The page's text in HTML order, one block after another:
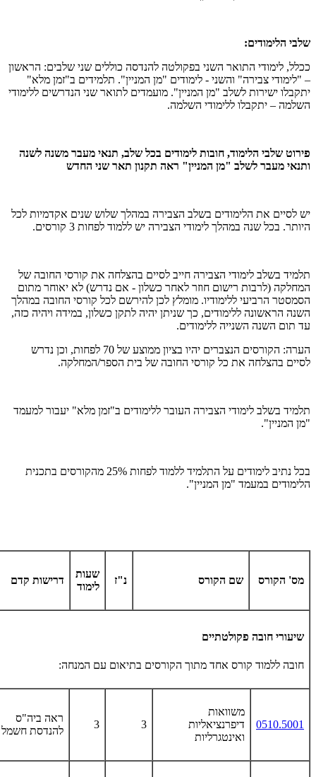
שלבי הלימודים:
ככלל, לימודי התואר השני בפקולטה להנדסה כוללים שני שלבים: הראשון
– "לימודי צבירה" והשני - לימודים "מן המניין". תלמידים ב"זמן מלא"
יתקבלו ישירות לשלב "מן המניין". מועמדים לתואר שני הנדרשים ללימודי
השלמה – יתקבלו ללימודי השלמה.
פירוט שלבי הלימוד, חובות לימודים בכל שלב, תנאי מעבר משנה לשנה
ותנאי מעבר לשלב "מן המניין" ראה תקנון תאר שני החדש
יש לסיים את הלימודים בשלב הצבירה במהלך שלוש שנים אקדמיות לכל
היותר. בכל שנה במהלך לימודי הצבירה יש ללמוד לפחות 3 קורסים.
תלמיד בשלב לימודי הצבירה חייב לסיים בהצלחה את קורסי החובה של
המחלקה (לרבות רישום חוזר לאחר כשלון - אם נדרש) לא יאוחר מתום
הסמסטר הרביעי ללימודיו. מומלץ לכן להירשם לכל קורסי החובה במהלך
השנה הראשונה ללימודים, כך שניתן יהיה לתקן כשלון, במידה ויהיה כזה,
עד תום השנה השנייה ללימודים.
הערה: הקורסים הנצברים יהיו בציון ממוצע של 70 לפחות, וכן נדרש
לסיים בהצלחה את כל קורסי החובה של בית הספר/המחלקה.
תלמיד בשלב לימודי הצבירה העובר ללימודים ב"זמן מלא" יעבור למעמד
"מן המניין".
בכל נתיב לימודים על התלמיד ללמוד לפחות 25% מהקורסים בתכנית
הלימודים במעמד "מן המניין".
מס' הקורס שם הקורס נ"ז
שעות
לימוד
דרישות קדם
שיעורי חובה פקולטתיים
חובה ללמוד קורס אחד מתוך הקורסים בתיאום עם המנחה:
0510.5001
משוואות
דיפרנציאליות
ואינטגרליות
3
3
ראה ביה"ס
להנדסת חשמל